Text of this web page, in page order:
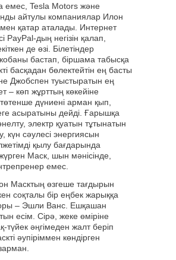
емес, Tesla Motors және
айтулы компаниялар Илон
қатар аталады. Интернет
PayPal-дың негізін қалап,
де өзі. Білетіндер
бастап, біршама табысқа
басқадан бөлектейтін ең басты
Джобспен туыстыратын ең
– көп жұрттың көкейіне
дүниені арман қып,
асыратыны дейді. Ғарышқа
электр қуатын тұтынатын
күн сәулесі энергиясын
қылу бағдарында
Маск, шын мәнісінде,
емес.
Масктың өзгеше тағдырын
соқталы бір еңбек жарыққа
– Эшли Ванс. Ешқашан
есім. Сірә, жеке өміріне
түйек әңгімеден жалт беріп
әупіріммен көндірген